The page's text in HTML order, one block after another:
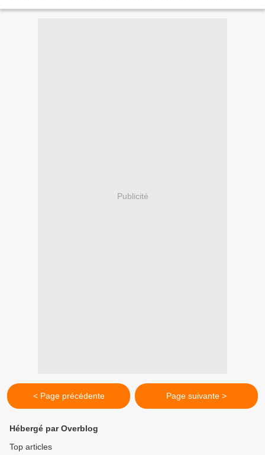
Publicité
< Page précédente Page suivante >
Hébergé par Overblog
Top articles